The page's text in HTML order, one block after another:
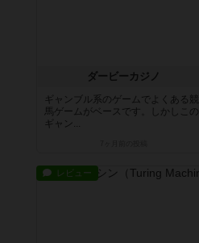
ダービーカジノ
ギャンブル系のゲームでよくある競
馬ゲームがベースです。しかしこの
ギャン...
レビュー